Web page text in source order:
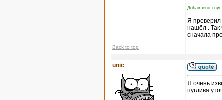
Добавлено
Я проверил
нашёл . Так
сначала
Back to top
unic
Я очень
пуглива